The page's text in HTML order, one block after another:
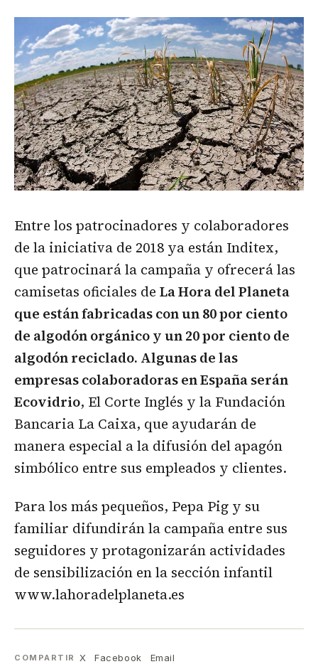
Entre los patrocinadores y colaboradores
de la iniciativa de 2018 ya están Inditex,
que patrocinará la campaña y ofrecerá las
camisetas oficiales de La Hora del Planeta
que están fabricadas con un 80 por ciento
de algodón orgánico y un 20 por ciento de
algodón reciclado. Algunas de las
empresas colaboradoras en España serán
Ecovidrio, El Corte Inglés y la Fundación
Bancaria La Caixa, que ayudarán de
manera especial a la difusión del apagón
simbólico entre sus empleados y clientes.
Para los más pequeños, Pepa Pig y su
familiar difundirán la campaña entre sus
seguidores y protagonizarán actividades
de sensibilización en la sección infantil
www.lahoradelplaneta.es
COMPARTIR X Facebook Email